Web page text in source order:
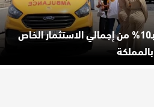
الجالية المغربية تساهم بـ10% من إجمالي الاستثمار الخاص
بالمملكة